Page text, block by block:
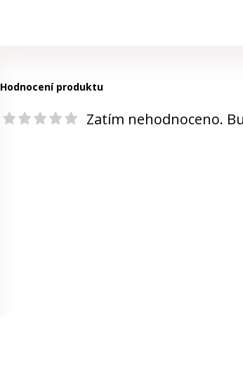
Hodnocení produktu
Zatím nehodnoceno.